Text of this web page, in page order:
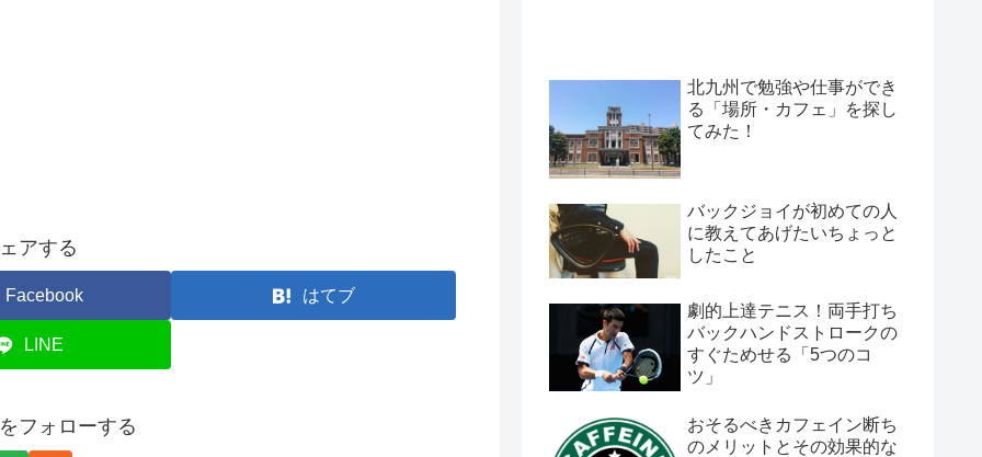
アする
Facebook はてブ
LINE
フォローする
北九州で勉強や仕事ができ
る「場所・カフェ」を探し
てみた！
バックジョイが初めての人
に教えてあげたいちょっと
したこと
劇的上達テニス！両手打ち
バックハンドストロークの
すぐためせる「5つのコ
ツ」
おそるべきカフェイン断ち
のメリットとその効果的な